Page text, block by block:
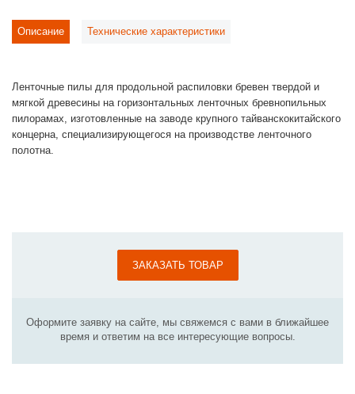
Описание Технические характеристики
Ленточные пилы для продольной распиловки бревен твердой и
мягкой древесины на горизонтальных ленточных бревнопильных
пилорамах, изготовленные на заводе крупного тайванскокитайского
концерна, специализирующегося на производстве ленточного
полотна.
ЗАКАЗАТЬ ТОВАР
Оформите заявку на сайте, мы свяжемся с вами в ближайшее
время и ответим на все интересующие вопросы.